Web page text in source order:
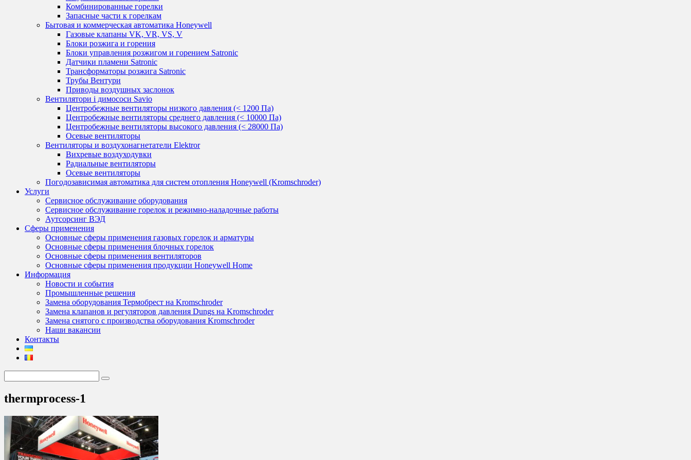
Комбинированные горелки
Запасные части к горелкам
Бытовая и коммерческая автоматика Honeywell
Газовые клапаны VK, VR, VS, V
Блоки розжига и горения
Блоки управления розжигом и горением Satronic
Датчики пламени Satronic
Трансформаторы розжига Satronic
Трубы Вентури
Приводы воздушных заслонок
Вентилятори і димососи Savio
Центробежные вентиляторы низкого давления (< 1200 Па)
Центробежные вентиляторы среднего давления (< 10000 Па)
Центробежные вентиляторы высокого давления (< 28000 Па)
Осевые вентиляторы
Вентиляторы и воздухонагнетатели Elektror
Вихревые воздуходувки
Радиальные вентиляторы
Осевые вентиляторы
Погодозависимая автоматика для систем отопления Honeywell (Kromschroder)
Услуги
Сервисное обслуживание оборудования
Сервисное обслуживание горелок и режимно-наладочные работы
Аутсорсинг ВЭД
Сферы применения
Основные сферы применения газовых горелок и арматуры
Основные сферы применения блочных горелок
Основные сферы применения вентиляторов
Основные сферы применения продукции Honeywell Home
Информация
Новости и события
Промышленные решения
Замена оборудования Термобрест на Kromschroder
Замена клапанов и регуляторов давления Dungs на Kromschroder
Замена снятого с производства оборудования Kromschroder
Наши вакансии
Контакты
thermprocess-1